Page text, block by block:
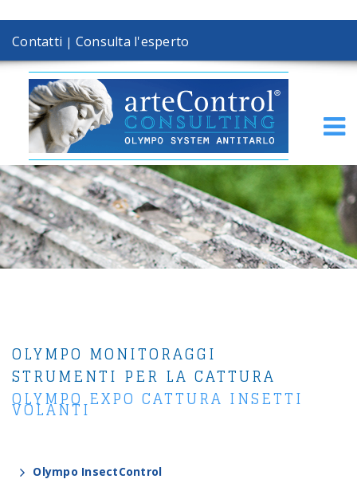
Contatti | Consulta l'esperto
OLYMPO MONITORAGGI
|
STRUMENTI PER LA CATTURA
|
OLYMPO EXPO CATTURA INSETTI
VOLANTI
Olympo InsectControl